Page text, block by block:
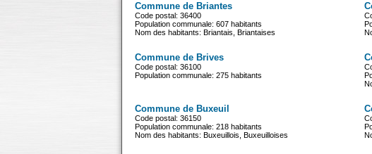
Commune de Briantes
Code postal: 36400
Population communale: 607 habitants
Nom des habitants: Briantais, Briantaises
Commune de Brives
Code postal: 36100
Population communale: 275 habitants
Commune de Buxeuil
Code postal: 36150
Population communale: 218 habitants
Nom des habitants: Buxeuillois, Buxeuilloises